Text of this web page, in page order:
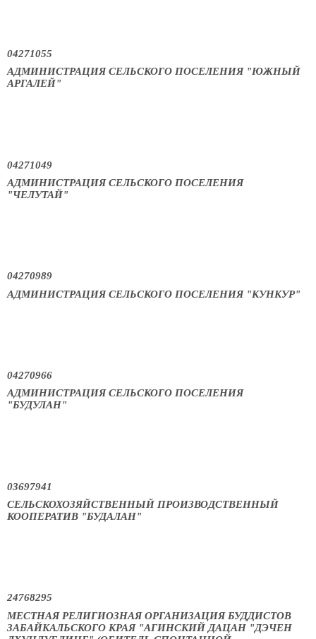
04271055
АДМИНИСТРАЦИЯ СЕЛЬСКОГО ПОСЕЛЕНИЯ "ЮЖНЫЙ
АРГАЛЕЙ"
04271049
АДМИНИСТРАЦИЯ СЕЛЬСКОГО ПОСЕЛЕНИЯ
"ЧЕЛУТАЙ"
04270989
АДМИНИСТРАЦИЯ СЕЛЬСКОГО ПОСЕЛЕНИЯ "КУНКУР"
04270966
АДМИНИСТРАЦИЯ СЕЛЬСКОГО ПОСЕЛЕНИЯ
"БУДУЛАН"
03697941
СЕЛЬСКОХОЗЯЙСТВЕННЫЙ ПРОИЗВОДСТВЕННЫЙ
КООПЕРАТИВ "БУДАЛАН"
24768295
МЕСТНАЯ РЕЛИГИОЗНАЯ ОРГАНИЗАЦИЯ БУДДИСТОВ
ЗАБАЙКАЛЬСКОГО КРАЯ "АГИНСКИЙ ДАЦАН "ДЭЧЕН